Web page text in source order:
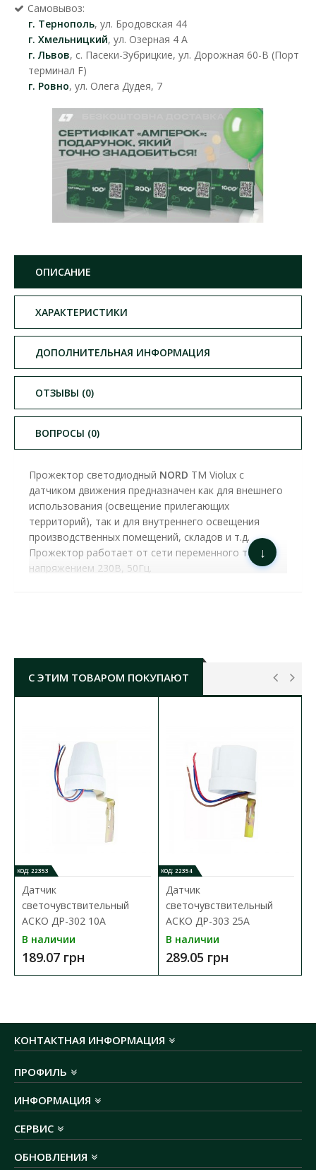
Самовывоз:
г. Тернополь, ул. Бродовская 44
г. Хмельницкий, ул. Озерная 4 А
г. Львов, с. Пасеки-Зубрицкие, ул. Дорожная 60-В (Порт
терминал F)
г. Ровно, ул. Олега Дудея, 7
ОПИСАНИЕ
ХАРАКТЕРИСТИКИ
ДОПОЛНИТЕЛЬНАЯ ИНФОРМАЦИЯ
ОТЗЫВЫ (0)
ВОПРОСЫ (0)
Прожектор светодиодный NORD ТМ Violux c
датчиком движения предназначен как для внешнего
использования (освещение прилегающих
территорий), так и для внутреннего освещения
производственных помещений, складов и т.д.
Прожектор работает от сети переменного тока
напряжением 230В, 50Гц.
цветная температура:6000 К
тип диода:SMD
световой поток:850 lm
+45
C
номинальное рабочее напряжение:
AC
строк службы:
30 000 часов
степень защиты:
170х150х35 мм
гарантия: 2 года
количество включений/выключений (on/off):
≥35 000
максимальная сила тока: 416 мA
класс энергопотребления (UA):А+
класс энергопотребления (EU): F
угол рассеяния:
штрих-код:
4821194000722
↓
С ЭТИМ ТОВАРОМ ПОКУПАЮТ
КОД: 22353
Датчик
светочувствительный
АСКО ДР-302 10А
В наличии
189.07 грн
КОД: 22354
Датчик
светочувствительный
АСКО ДР-303 25А
В наличии
289.05 грн
КОНТАКТНАЯ ИНФОРМАЦИЯ
ПРОФИЛЬ
ИНФОРМАЦИЯ
СЕРВИС
ОБНОВЛЕНИЯ